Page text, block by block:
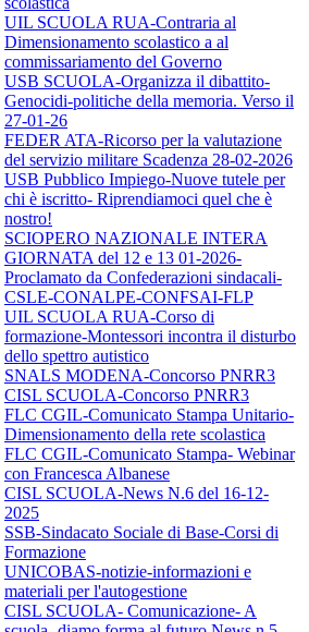
UIL SCUOLA RUA-Contraria al
Dimensionamento scolastico a al
commissariamento del Governo
USB SCUOLA-Organizza il dibattito-
Genocidi-politiche della memoria. Verso il
27-01-26
FEDER ATA-Ricorso per la valutazione
del servizio militare Scadenza 28-02-2026
USB Pubblico Impiego-Nuove tutele per
chi è iscritto- Riprendiamoci quel che è
nostro!
SCIOPERO NAZIONALE INTERA
GIORNATA del 12 e 13 01-2026-
Proclamato da Confederazioni sindacali-
CSLE-CONALPE-CONFSAI-FLP
UIL SCUOLA RUA-Corso di
formazione-Montessori incontra il disturbo
dello spettro autistico
SNALS MODENA-Concorso PNRR3
CISL SCUOLA-Concorso PNRR3
FLC CGIL-Comunicato Stampa Unitario-
Dimensionamento della rete scolastica
FLC CGIL-Comunicato Stampa- Webinar
con Francesca Albanese
CISL SCUOLA-News N.6 del 16-12-
2025
SSB-Sindacato Sociale di Base-Corsi di
Formazione
UNICOBAS-notizie-informazioni e
materiali per l'autogestione
CISL SCUOLA- Comunicazione- A